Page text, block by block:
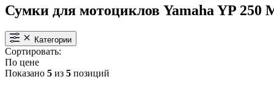
Сумки для мотоциклов Yamaha YP 250
Категории
Сортировать:
По цене
Показано 5 из 5 позиций